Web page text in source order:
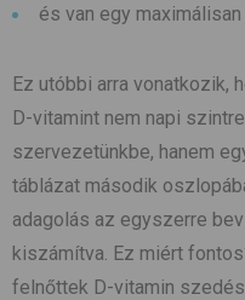
és van egy
Ez utóbbi arra vonatkozik,
D-vitamint nem napi
szervezetünkbe, hanem
táblázat második
adagolás az egyszerre
kiszámítva. Ez miért
felnőttek D-vitamin